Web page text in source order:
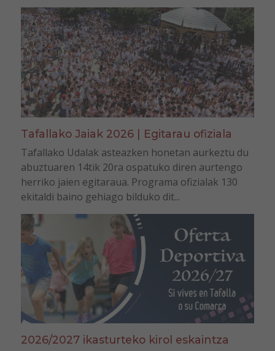
Tafallako Jaiak 2026 | Egitarau ofiziala
Tafallako Udalak asteazken honetan aurkeztu du
abuztuaren 14tik 20ra ospatuko diren aurtengo
herriko jaien egitaraua. Programa ofizialak 130
ekitaldi baino gehiago bilduko dit...
2026/2027 ikasturteko kirol eskaintza